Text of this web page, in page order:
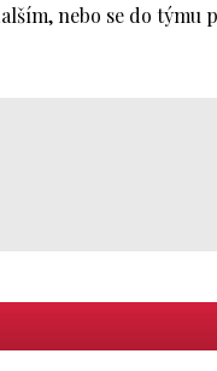
nebo se do